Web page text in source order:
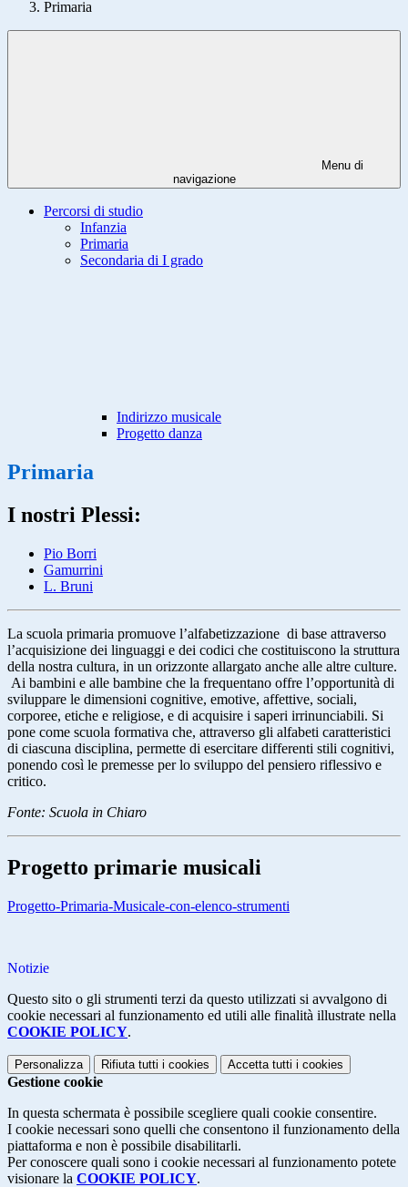
Primaria
Menu di
navigazione
Percorsi di studio
Infanzia
Primaria
Secondaria di I grado
Indirizzo musicale
Progetto danza
Primaria
I nostri Plessi:
Pio Borri
Gamurrini
L. Bruni
La scuola primaria promuove l’alfabetizzazione di base attraverso
l’acquisizione dei linguaggi e dei codici che costituiscono la struttura
della nostra cultura, in un orizzonte allargato anche alle altre culture.
Ai bambini e alle bambine che la frequentano offre l’opportunità di
sviluppare le dimensioni cognitive, emotive, affettive, sociali,
corporee, etiche e religiose, e di acquisire i saperi irrinunciabili. Si
pone come scuola formativa che, attraverso gli alfabeti caratteristici
di ciascuna disciplina, permette di esercitare differenti stili cognitivi,
ponendo così le premesse per lo sviluppo del pensiero riflessivo e
critico.
Fonte: Scuola in Chiaro
Progetto primarie musicali
Progetto-Primaria-Musicale-con-elenco-strumenti
Notizie
Questo sito o gli strumenti terzi da questo utilizzati si avvalgono di
cookie necessari al funzionamento ed utili alle finalità illustrate nella
COOKIE POLICY.
Personalizza Rifiuta tutti i cookies Accetta tutti i cookies
Gestione cookie
In questa schermata è possibile scegliere quali cookie consentire.
I cookie necessari sono quelli che consentono il funzionamento della
piattaforma e non è possibile disabilitarli.
Per conoscere quali sono i cookie necessari al funzionamento potete
visionare la COOKIE POLICY.